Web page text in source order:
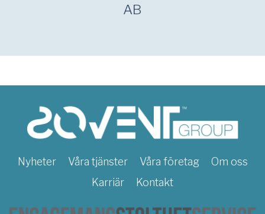
AB
Nyheter Våra tjänster Våra företag
Om oss
Karriär
Kontakt